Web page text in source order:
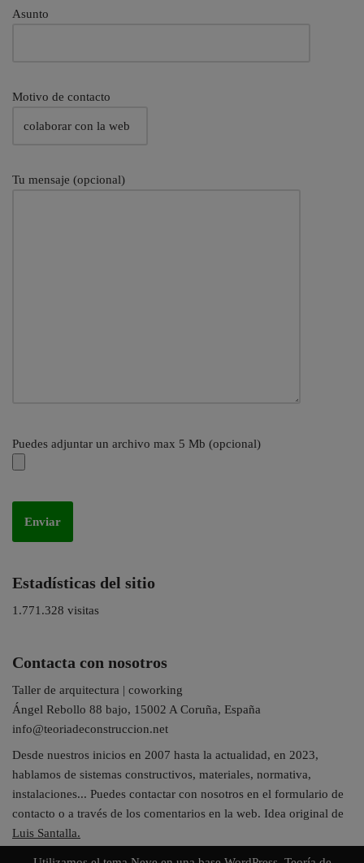
Asunto
Motivo de contacto
Tu mensaje (opcional)
Puedes adjuntar un archivo max 5 Mb (opcional)
Estadísticas del sitio
1.771.328 visitas
Contacta con nosotros
Taller de arquitectura | coworking
Ángel Rebollo 88 bajo, 15002 A Coruña, España
info@teoriadeconstruccion.net
Desde nuestros inicios en 2007 hasta la actualidad, en 2023,
hablamos de sistemas constructivos, materiales, normativa,
instalaciones... Puedes contactar con nosotros en el formulario de
contacto o a través de los comentarios en la web. Idea original de
Luis Santalla.